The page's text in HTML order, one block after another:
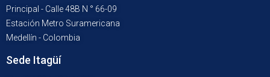
Principal - Calle 48B N ° 66-09
Estación Metro Suramericana
Medellín - Colombia
Sede Itagüí